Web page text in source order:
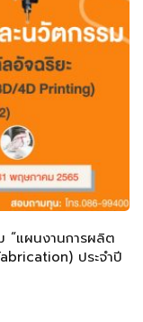
“แผนงานการผลิต
ประจำปี